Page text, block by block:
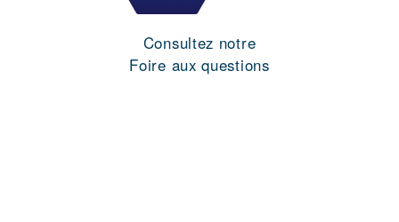
Consultez notre
Foire aux questions